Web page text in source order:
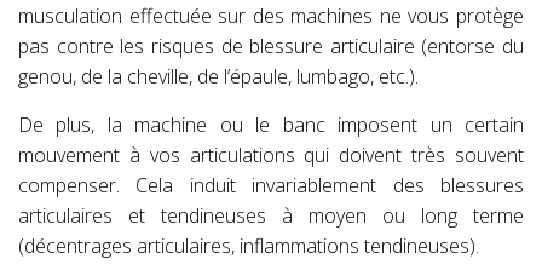
musculation effectuée sur des machines ne vous protège
pas contre les risques de blessure articulaire (entorse du
genou, de la cheville, de l’épaule, lumbago, etc.).
De plus, la machine ou le banc imposent un certain
mouvement à vos articulations qui doivent très souvent
compenser. Cela induit invariablement des blessures
articulaires et tendineuses à moyen ou long terme
(décentrages articulaires, inflammations tendineuses).